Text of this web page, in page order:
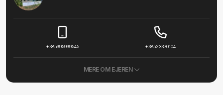
+385995999545 +38523370104
MERE OM EJEREN